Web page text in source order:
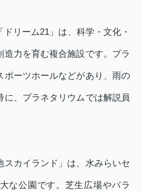
リーム21」は、科学・文化・
造力を育む複合施設です。プラ
ポーツホールなどがあり、雨の
に、プラネタリウムでは解説員
カイランド」は、水みらいセ
な公園です。芝生広場やバラ